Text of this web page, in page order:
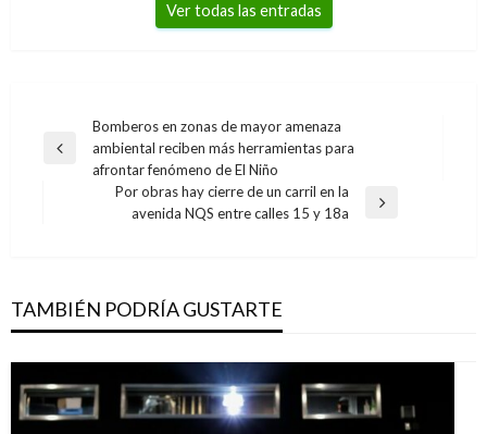
Ver todas las entradas
Navegación
de
entradas
Entrada
anterior
Bomberos en zonas de mayor amenaza
ambiental reciben más herramientas para
afrontar fenómeno de El Niño
Por obras hay cierre de un carril en la
avenida NQS entre calles 15 y 18a
TAMBIÉN PODRÍA GUSTARTE